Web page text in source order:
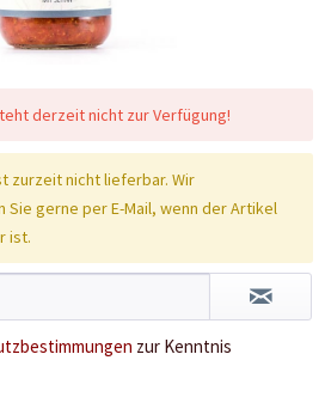
derzeit nicht zur Verfügung!
zurzeit nicht lieferbar. Wir
Sie gerne per E-Mail, wenn der Artikel
ist.
zur Kenntnis